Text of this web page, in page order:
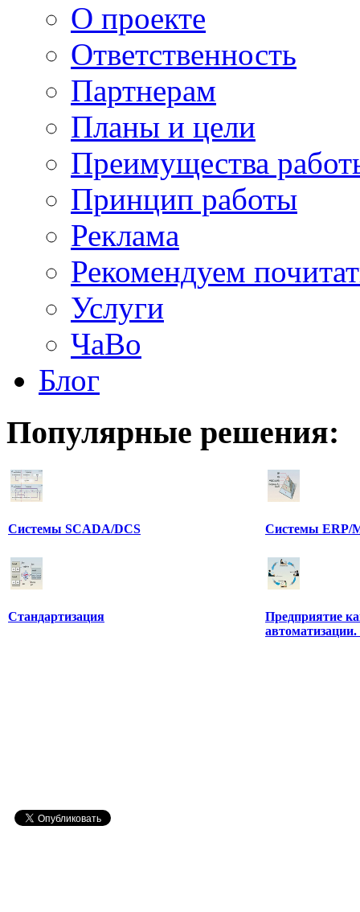
О проекте
Ответственность
Партнерам
Планы и цели
Преимущества
Принцип работы
Реклама
Рекомендуем
Услуги
ЧаВо
Блог
Популярные решения:
Системы SCADA/DCS Системы ERP/
Стандартизация
Предприятие